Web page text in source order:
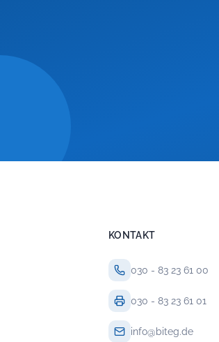
KONTAKT
030 - 83 23 61 00
030 - 83 23 61 01
info@biteg.de